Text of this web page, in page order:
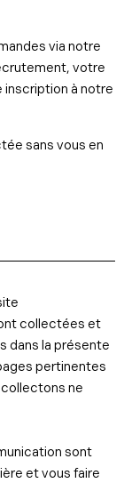
via notre
votre
inscription à notre
sans vous en
collectées et
dans la présente
pertinentes
ne
sont
et vous faire